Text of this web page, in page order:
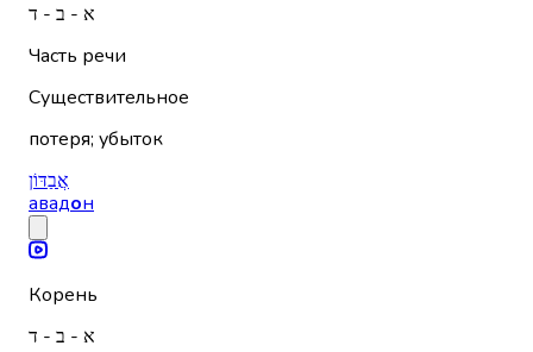
א - ב - ד
Часть речи
Существительное
потеря; убыток
אֲבַדּוֹן
авадон
Корень
א - ב - ד